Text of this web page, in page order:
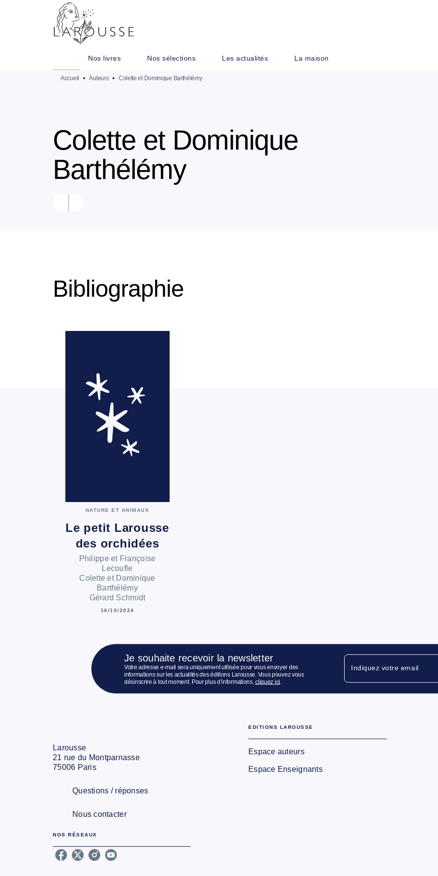
MENU
Nos livres Nos sélections Les actualités La maison
Accueil • Auteurs • Colette et Dominique Barthélémy
Colette et Dominique
Barthélémy
Bibliographie
NATURE ET ANIMAUX
Le petit Larousse
des orchidées
Philippe et Françoise
Lecoufle
Colette et Dominique
Barthélémy
Gérard Schmidt
16/10/2024
Je souhaite recevoir la newsletter
Votre adresse e-mail sera uniquement utilisée pour vous envoyer des
informations sur les actualités des éditions Larousse. Vous pouvez vous
désinscrire à tout moment. Pour plus d’informations,cliquez ici
Indiquez votre email
Larousse
21 rue du Montparnasse
75006 Paris
Questions / réponses
Nous contacter
NOS RÉSEAUX
EDITIONS LAROUSSE
Espace auteurs
Espace Enseignants